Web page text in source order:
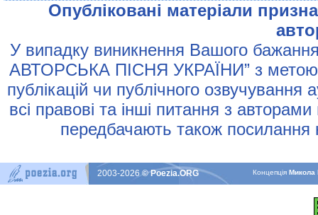
Опублiкованi матерiали
У випадку виникнення Вашого
АВТОРСЬКА ПIСНЯ УКРАЇНИ” з метою
публiкацiй чи публiчного
всi правовi та iншi питання з
передбачають також
КонцепцiяМикола
2003-2026© Poezia.ORG